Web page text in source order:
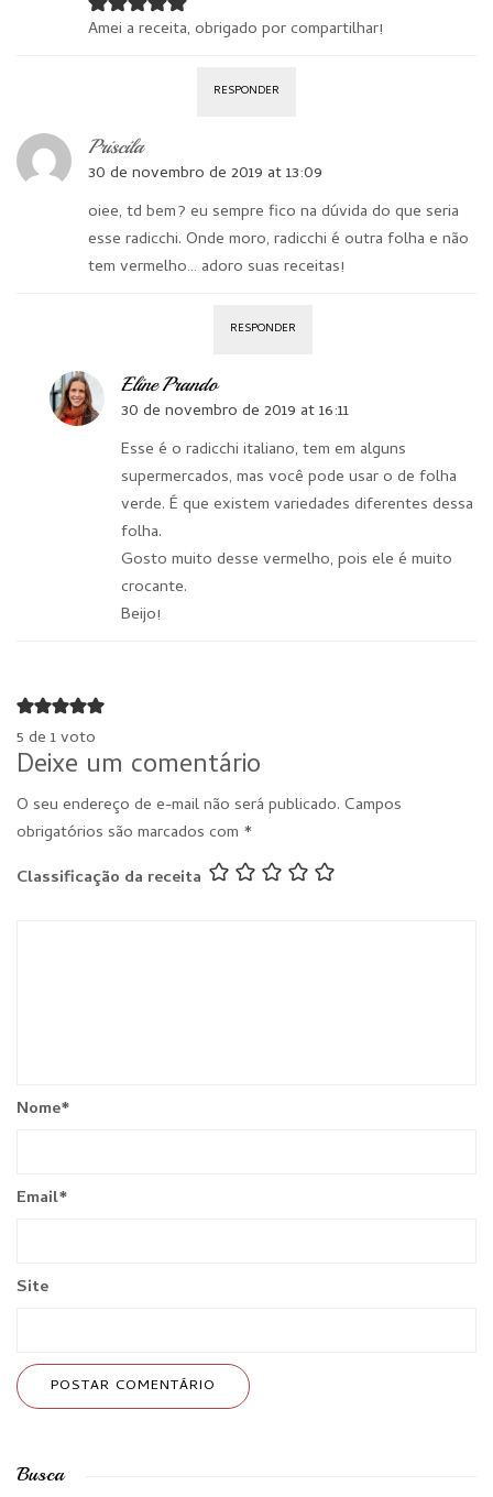
Amei a receita, obrigado por compartilhar!
RESPONDER
Priscila
30 de novembro de 2019 at 13:09
oiee, td bem? eu sempre fico na dúvida do que seria
esse radicchi. Onde moro, radicchi é outra folha e não
tem vermelho… adoro suas receitas!
RESPONDER
Eline Prando
30 de novembro de 2019 at 16:11
Esse é o radicchi italiano, tem em alguns
supermercados, mas você pode usar o de folha
verde. É que existem variedades diferentes dessa
folha.
Gosto muito desse vermelho, pois ele é muito
crocante.
Beijo!
5 de 1 voto
Deixe um comentário
O seu endereço de e-mail não será publicado. Campos
obrigatórios são marcados com *
Classificação da receita
Nome*
Email*
Site
Busca